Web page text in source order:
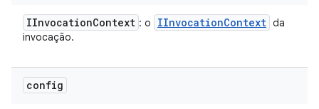
IInvocationContext : o IInvocationContext da
invocação.
config